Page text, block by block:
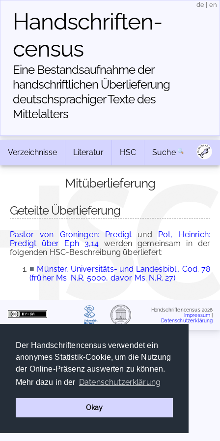
Der Handschriftencensus verwendet ein
anonymes Statistik-Cookie, um die Nutzung
der Online-Präsenz auswerten zu können.
Mehr dazu in der Datenschutzerklärung
Okay
Handschriften­
census
Eine Bestandsaufnahme der
handschriftlichen Über­lieferung
deutschsprachiger Texte des
Mittelalters
de en
Verzeichnisse Literatur HSC Suche
Mitüberlieferung
Geteilte Überlieferung
Pastor von Groningen: Predigt und Pot, Heinrich:
Predigt über Eph 3,14 werden gemeinsam in der
folgenden HSC-Beschreibung überliefert:
■ Münster, Universitäts- und Landesbibl., Cod. 78
(früher Ms. N.R. 5000, davor Ms. N.R. 27)
Handschriftencensus 2026
Impressum
Datenschutzerklärung